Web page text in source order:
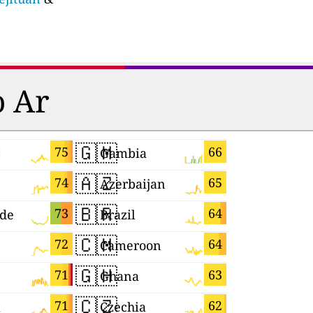
Ar
75
74
73
72
71
71
🇬🇲 66
Gambia
🇦🇿 65
Azerbaijan
🇧🇷 64
Brazil
🇨🇲 64
Cameroon
🇬🇭 63
Ghana
🇨🇿 62
Czechia